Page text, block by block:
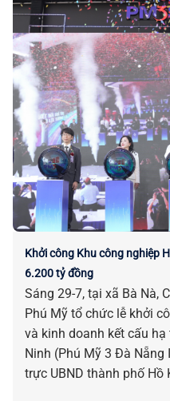
Khởi công Khu công nghiệp
6.200 tỷ đồng
Sáng 29-7, tại xã Bà Nà,
Phú Mỹ tổ chức lễ khởi
và kinh doanh kết cấu
Ninh (Phú Mỹ 3 Đà Nẵng
trực UBND thành phố Hồ